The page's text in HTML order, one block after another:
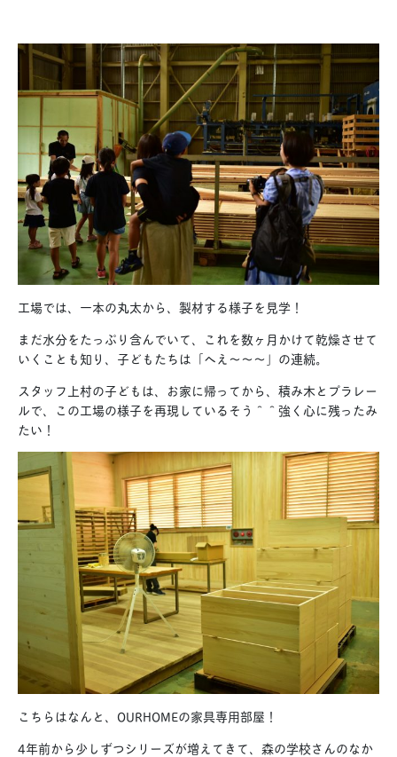
工場では、一本の丸太から、製材する様子を見学！
まだ水分をたっぷり含んでいて、これを数ヶ月かけて乾燥させて
いくことも知り、子どもたちは「へえ〜〜〜」の連続。
スタッフ上村の子どもは、お家に帰ってから、積み木とプラレー
ルで、この工場の様子を再現しているそう＾＾強く心に残ったみ
たい！
こちらはなんと、OURHOMEの家具専用部屋！
4年前から少しずつシリーズが増えてきて、森の学校さんのなか